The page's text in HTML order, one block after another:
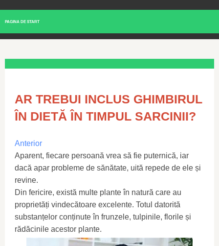
PAGINA DE START
AR TREBUI INCLUS GHIMBIRUL
ÎN DIETĂ ÎN TIMPUL SARCINII?
Anterior
Aparent, fiecare persoană vrea să fie puternică, iar
dacă apar probleme de sănătate, uită repede de ele și
revine.
Din fericire, există multe plante în natură care au
proprietăți vindecătoare excelente. Totul datorită
substanțelor conținute în frunzele, tulpinile, florile și
rădăcinile acestor plante.